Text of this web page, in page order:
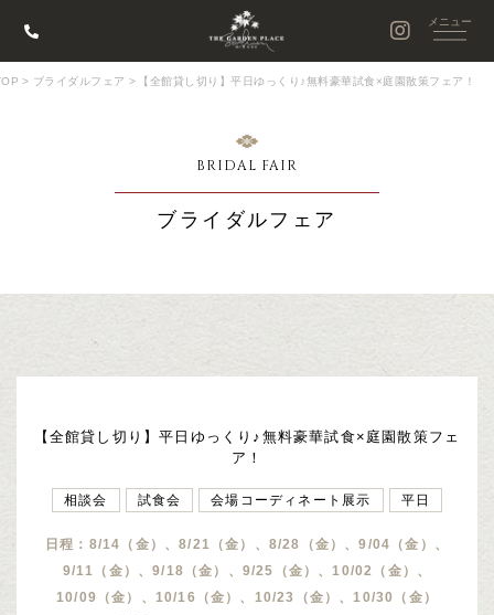
> ブライダルフェア > 【全館貸し切り】平日ゆっくり♪無料豪華試食×庭園散策フェア！
BRIDAL FAIR
ブライダルフェア
【全館貸し切り】平日ゆっくり♪無料豪華試食×庭園散策フェ
ア！
相談会 試食会 会場コーディネート展示 平日
日程：8/14（金）、8/21（金）、8/28（金）、9/04（金）、
9/11（金）、9/18（金）、9/25（金）、10/02（金）、
10/09（金）、10/16（金）、10/23（金）、10/30（金）